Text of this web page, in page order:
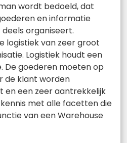
wordt bedoeld, dat
en informatie
organiseert.
logistiek van zeer groot
Logistiek houdt een
De goederen moeten op
de klant worden
en een zeer aantrekkelijk
met alle facetten die
van een Warehouse